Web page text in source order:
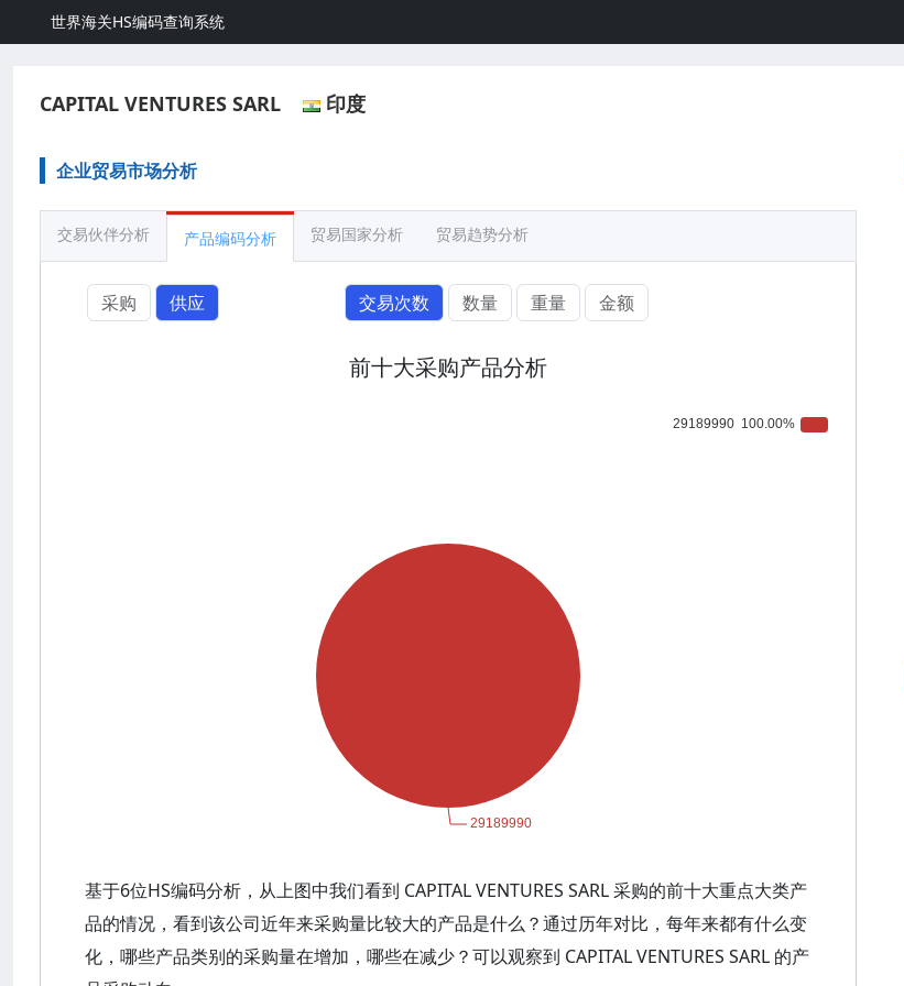
世界海关HS编码查询系统
CAPITAL VENTURES SARL 印度
企业贸易市场分析
交易伙伴分析 产品编码分析 贸易国家分析 贸易趋势分析
采购 供应 交易次数 数量 重量 金额
前十大采购产品分析
基于6位HS编码分析，从上图中我们看到 CAPITAL VENTURES SARL 采购的前十大重点大类产
品的情况，看到该公司近年来采购量比较大的产品是什么？通过历年对比，每年来都有什么变
化，哪些产品类别的采购量在增加，哪些在减少？可以观察到 CAPITAL VENTURES SARL 的产